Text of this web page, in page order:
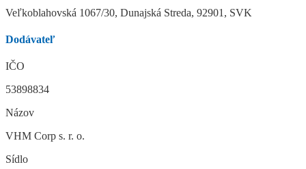
Veľkoblahovská 1067/30, Dunajská Streda, 92901, SVK
Dodávateľ
IČO
53898834
Názov
VHM Corp s. r. o.
Sídlo